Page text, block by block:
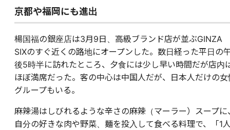
京都や福岡にも進出
楊国福の銀座店は3月9日、高級ブランド店が並ぶGINZA
SIXのすぐ近くの路地にオープンした。数日経った平日の
後5時半に訪れたところ、夕食には少し早い時間だが店内
ほぼ満席だった。客の中心は中国人だが、日本人だけの女
グループもいる。
麻辣湯はしびれるような辛さの麻辣（マーラー）スープに
自分の好きな肉や野菜、麺を投入して食べる料理で、「1